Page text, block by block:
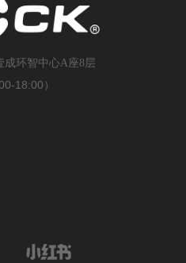
成环智中心A座8层
18:00）